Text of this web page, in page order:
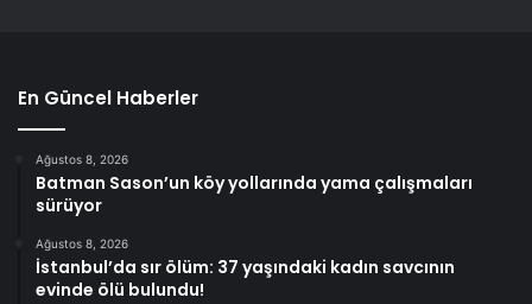
En Güncel Haberler
Ağustos 8, 2026
Batman Sason’un köy yollarında yama çalışmaları
sürüyor
Ağustos 8, 2026
İstanbul’da sır ölüm: 37 yaşındaki kadın savcının
evinde ölü bulundu!